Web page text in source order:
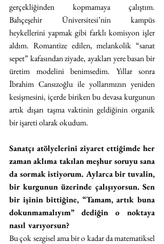
gerçekliğinden kopmamaya çalıştım.
Bahçeşehir Üniversitesi’nin kampüs
heykellerini yapmak gibi farklı komisyon işler
aldım. Romantize edilen, melankolik “sanat
sepet” kafasından ziyade, ayakları yere basan bir
üretim modelini benimsedim. Yıllar sonra
İbrahim Cansızoğlu ile yollarımızın yeniden
kesişmesini, içerde biriken bu devasa kurgunun
artık dışarı taşma vaktinin geldiğinin organik
bir işareti olarak okudum.
Sanatçı atölyelerini ziyaret ettiğimde her
zaman aklıma takılan meşhur soruyu sana
da sormak istiyorum. Aylarca bir tuvalin,
bir kurgunun üzerinde çalışıyorsun. Sen
bir işinin bittiğine, “Tamam, artık buna
dokunmamalıyım” dediğin o noktaya
nasıl varıyorsun?
Bu çok sezgisel ama bir o kadar da matematiksel